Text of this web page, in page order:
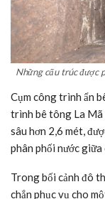
Những cấu trúc được
Cụm công trình ẩn
trình bê tông La Mã
sâu hơn 2,6 mét,
phân phối nước giữa
Trong bối cảnh đô
chắn phục vụ cho